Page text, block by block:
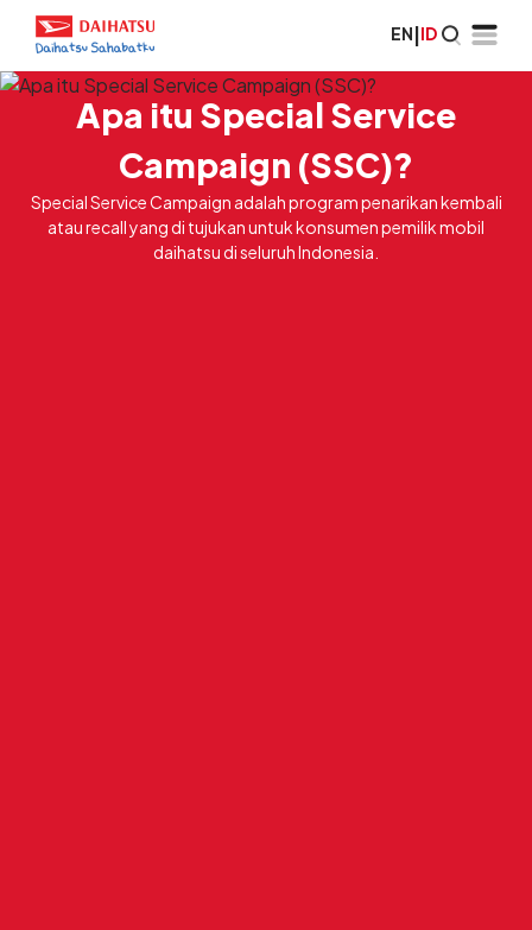
EN|ID
Apa itu Special Service
Campaign (SSC)?
Special Service Campaign adalah program penarikan kembali
atau recall yang di tujukan untuk konsumen pemilik mobil
daihatsu di seluruh Indonesia.